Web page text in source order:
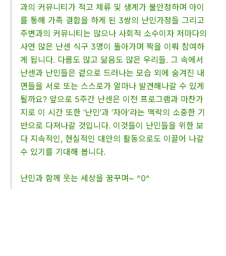
과의 커뮤니티가 적고 체류 및 생계가 불안정하며 아이
를 통해 가족 결합을 하게 된 3쌍의 난민가정들 그리고
주변과의 커뮤니티는 많으나 사회적 소수이자 저마다의
사연 많은 난센 식구 3명이 돌아가며 짝을 이뤄 참여하
게 됩니다. 다름도 많고 닮음도 많은 우리들. 그 속에서
난센과 난민들은 겉으로 드러나는 모습 외에 숨겨진 내
면들을 서로 또는 스스로가 얼마나 발견해나갈 수 있게
될까요? 앞으로 5주간 난센은 이전 프로그램과 마찬가
지로 이 시간 또한 ‘난민’과 ‘자아’라는 맥락의 소중한 기
반으로 다져나갈 것입니다. 이것들이 난민들을 위한 보
다 지속적인, 현실적인 대안의 활동으로도 이끌어 나갈
수 있기를 기대해 봅니다.
난민과 함께 웃는 세상을 꿈꾸며~ ^0^